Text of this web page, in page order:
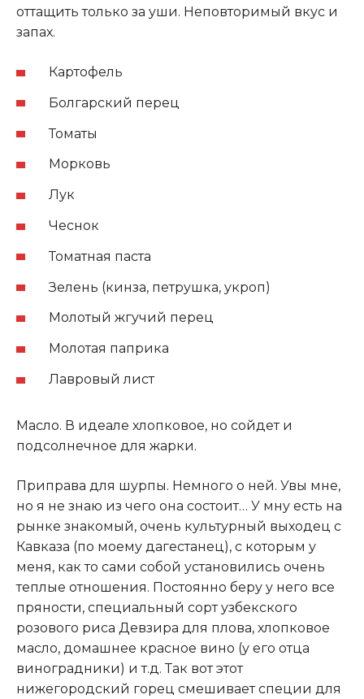
оттащить только за уши. Неповторимый вкус и
запах.
Картофель
Болгарский перец
Томаты
Морковь
Лук
Чеснок
Томатная паста
Зелень (кинза, петрушка, укроп)
Молотый жгучий перец
Молотая паприка
Лавровый лист
Масло. В идеале хлопковое, но сойдет и
подсолнечное для жарки.
Приправа для шурпы. Немного о ней. Увы мне,
но я не знаю из чего она состоит… У мну есть на
рынке знакомый, очень культурный выходец с
Кавказа (по моему дагестанец), с которым у
меня, как то сами собой установились очень
теплые отношения. Постоянно беру у него все
пряности, специальный сорт узбекского
розового риса Девзира для плова, хлопковое
масло, домашнее красное вино (у его отца
виноградники) и т.д. Так вот этот
нижегородский горец смешивает специи для